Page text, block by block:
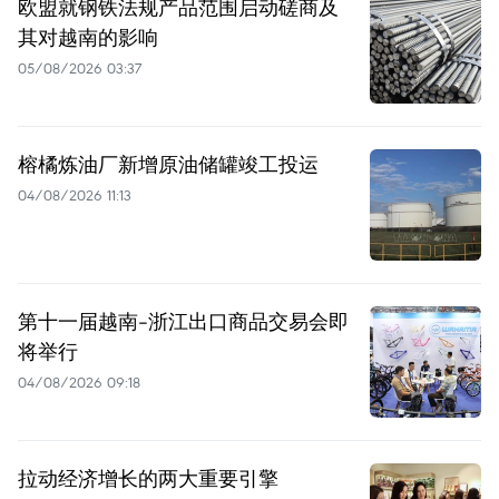
欧盟就钢铁法规产品范围启动磋商及
其对越南的影响
05/08/2026 03:37
榕橘炼油厂新增原油储罐竣工投运
04/08/2026 11:13
第十一届越南-浙江出口商品交易会即
将举行
04/08/2026 09:18
拉动经济增长的两大重要引擎